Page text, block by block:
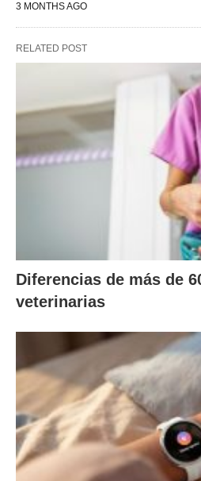
3 MONTHS AGO
RELATED POST
Diferencias de más de
veterinarias